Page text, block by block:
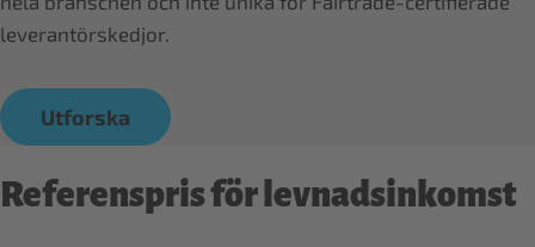
leverantörskedjor.
Utforska
Referenspris för levnadsinkomst